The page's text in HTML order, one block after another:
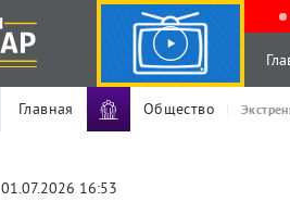
Главная Общество
01.07.2026 16:53